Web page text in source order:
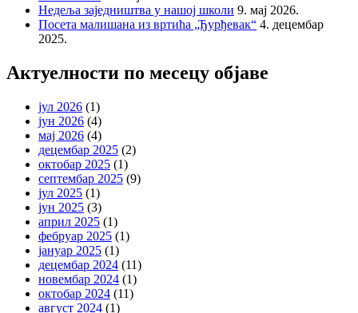
Недеља заједништва у нашој школи 9. мај 2026.
Посета малишана из вртића „Ђурђевак“ 4. децембар
2025.
Актуелности по месецу објаве
јул 2026 (1)
јун 2026 (4)
мај 2026 (4)
децембар 2025 (2)
октобар 2025 (1)
септембар 2025 (9)
јул 2025 (1)
јун 2025 (3)
април 2025 (1)
фебруар 2025 (1)
јануар 2025 (1)
децембар 2024 (11)
новембар 2024 (1)
октобар 2024 (11)
август 2024 (1)